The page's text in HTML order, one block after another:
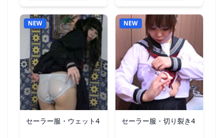
NEW
セーラー服・ウェット4
NEW
セーラー服・切り裂き4